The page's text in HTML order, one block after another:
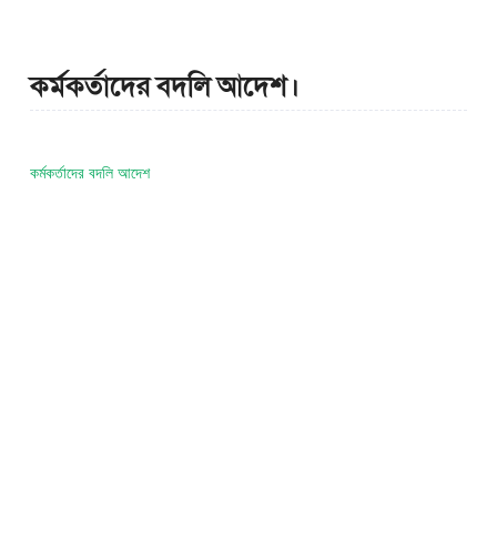
কর্মকর্তাদের বদলি আদেশ।
কর্মকর্তাদের বদলি আদেশ